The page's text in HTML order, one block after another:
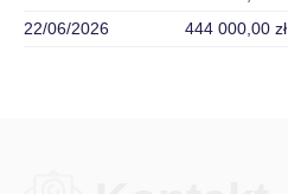
22/06/2026
444 000,00 zł